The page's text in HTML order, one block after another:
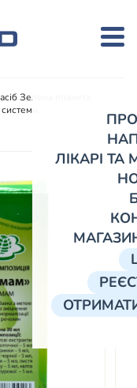
ЛІКАРІ
Зелена планета